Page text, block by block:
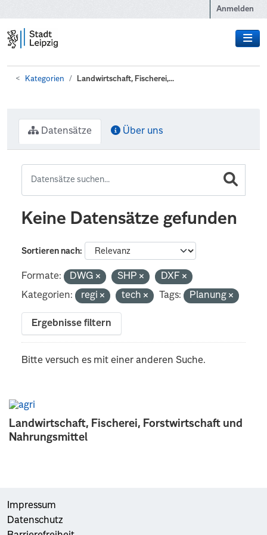
Anmelden
Kategorien Landwirtschaft, Fischerei,...
Landwirtschaft, Fischerei, Forstwirtschaft und
Nahrungsmittel
Datensätze Über uns
Keine Datensätze gefunden
Sortieren nach
Formate: DWG SHP
DXF
Kategorien:
regi tech Tags: Planung
Ergebnisse filtern
Bitte versuch es mit einer anderen Suche.
Impressum
Datenschutz